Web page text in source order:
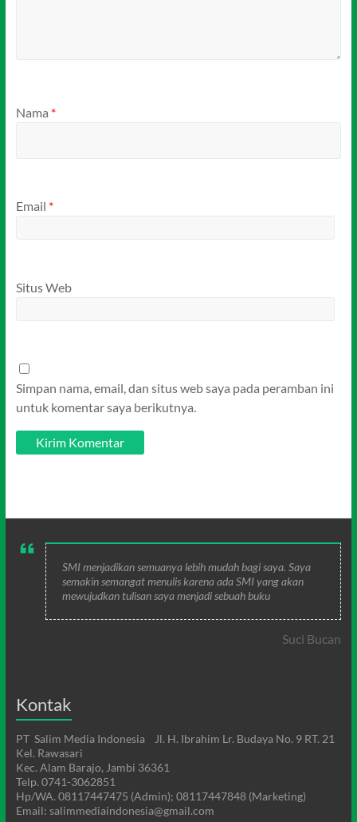
Nama *
Email *
Situs Web
Simpan nama, email, dan situs web saya pada peramban ini
untuk komentar saya berikutnya.
SMI menjadikan semuanya lebih mudah bagi saya. Saya
semakin semangat menulis karena ada SMI yang akan
mewujudkan tulisan saya menjadi sebuah buku
Suci Bucan
Kontak
PT Salim Media Indonesia Jl. H. Ibrahim Lr. Budaya No. 9 RT. 21
Kel. Rawasari
Kec. Alam Barajo, Jambi 36361
Telp. 0741-3062851
Hp/WA. 08117447475 (Admin); 08117447848 (Marketing)
Email: salimmediaindonesia@gmail.com